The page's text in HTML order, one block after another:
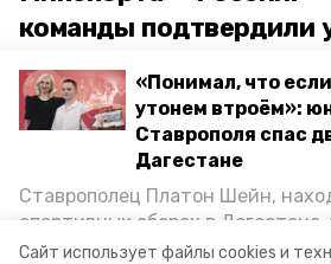
Сайт использует файлы cookies и
«Понимал, что
утонем втроём»:
Ставрополя спас
Дагестане
Ставрополец Платон Шейн,
спортивных сборах в
Каспийском море детей и
команды подтвердили
ответа от видненского
и «Ковровца»,
сообщил Александр Еременко.
ставропольский край
че по мотоболу-2023